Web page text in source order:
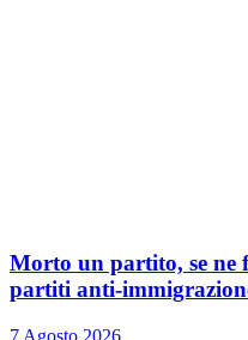
Morto un partito, se ne
partiti anti-
7 Agosto 2026